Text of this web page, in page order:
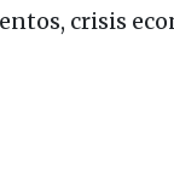
crisis